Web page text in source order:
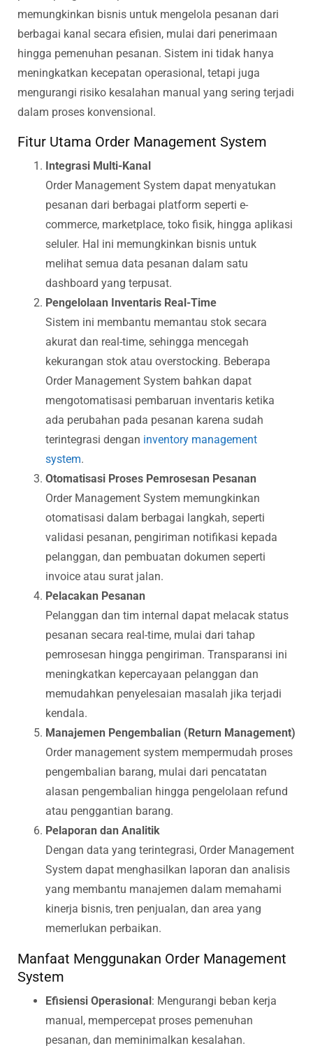
memungkinkan bisnis untuk mengelola pesanan dari
berbagai kanal secara efisien, mulai dari penerimaan
hingga pemenuhan pesanan. Sistem ini tidak hanya
meningkatkan kecepatan operasional, tetapi juga
mengurangi risiko kesalahan manual yang sering terjadi
dalam proses konvensional.
Fitur Utama Order Management System
Integrasi Multi-Kanal
Order Management System dapat menyatukan
pesanan dari berbagai platform seperti e-
commerce, marketplace, toko fisik, hingga aplikasi
seluler. Hal ini memungkinkan bisnis untuk
melihat semua data pesanan dalam satu
dashboard yang terpusat.
Pengelolaan Inventaris Real-Time
Sistem ini membantu memantau stok secara
akurat dan real-time, sehingga mencegah
kekurangan stok atau overstocking. Beberapa
Order Management System bahkan dapat
mengotomatisasi pembaruan inventaris ketika
ada perubahan pada pesanan karena sudah
terintegrasi dengan inventory management
system.
Otomatisasi Proses Pemrosesan Pesanan
Order Management System memungkinkan
otomatisasi dalam berbagai langkah, seperti
validasi pesanan, pengiriman notifikasi kepada
pelanggan, dan pembuatan dokumen seperti
invoice atau surat jalan.
Pelacakan Pesanan
Pelanggan dan tim internal dapat melacak status
pesanan secara real-time, mulai dari tahap
pemrosesan hingga pengiriman. Transparansi ini
meningkatkan kepercayaan pelanggan dan
memudahkan penyelesaian masalah jika terjadi
kendala.
Manajemen Pengembalian (Return Management)
Order management system mempermudah proses
pengembalian barang, mulai dari pencatatan
alasan pengembalian hingga pengelolaan refund
atau penggantian barang.
Pelaporan dan Analitik
Dengan data yang terintegrasi, Order Management
System dapat menghasilkan laporan dan analisis
yang membantu manajemen dalam memahami
kinerja bisnis, tren penjualan, dan area yang
memerlukan perbaikan.
Manfaat Menggunakan Order Management
System
Efisiensi Operasional: Mengurangi beban kerja
manual, mempercepat proses pemenuhan
pesanan, dan meminimalkan kesalahan.